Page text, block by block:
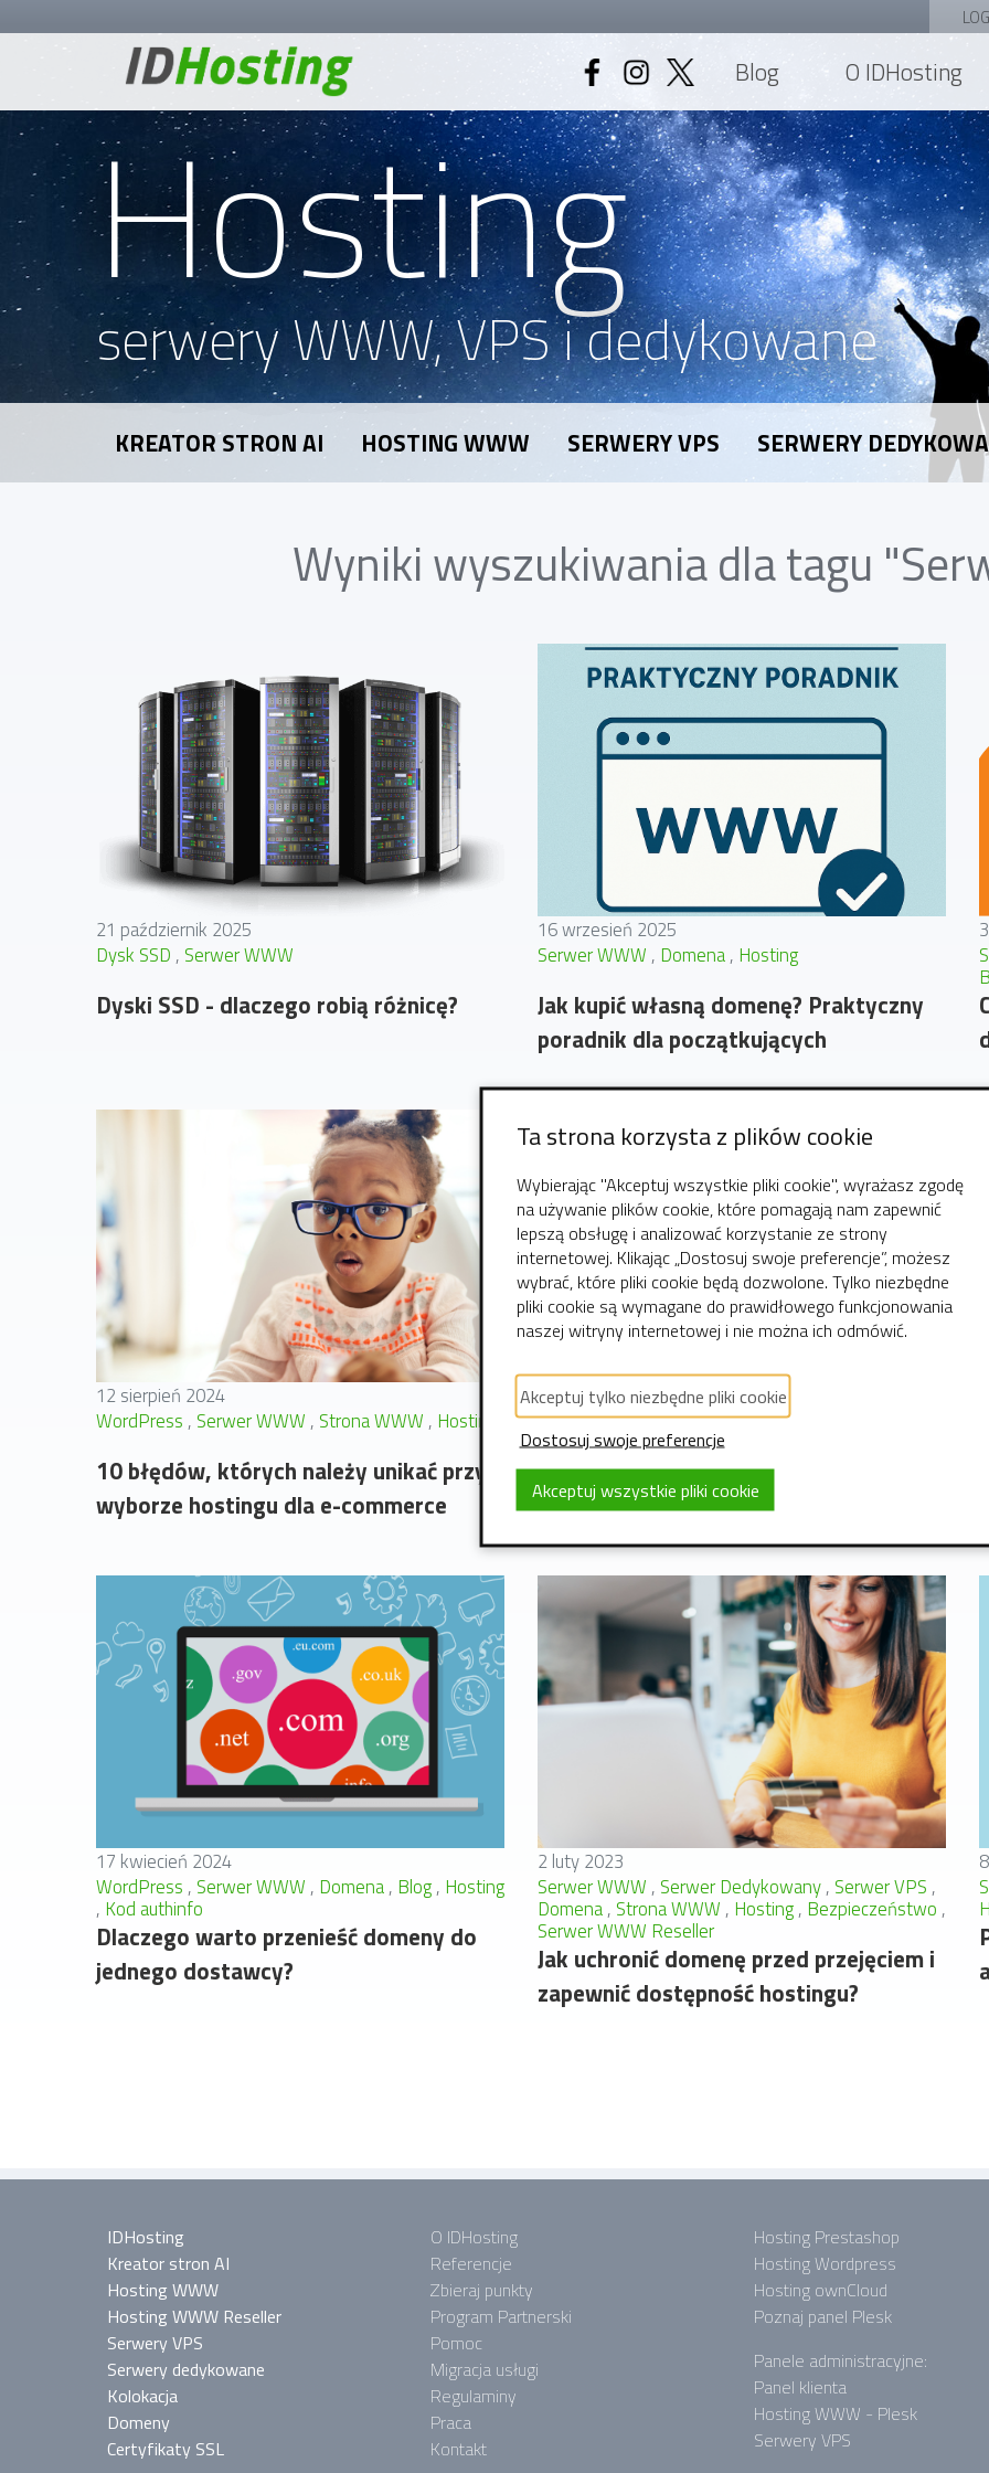
Blog O IDHosting
Hosting
serwery WWW, VPS i dedykowane
KREATOR STRON AI HOSTING WWW SERWERY VPS SERWERY
Wyniki wyszukiwania dla tagu
21 październik 2025
Dysk SSD Serwer WWW
Dyski SSD - dlaczego robią różnicę?
16 wrzesień 2025
Serwer WWW Domena Hosting
Jak kupić własną domenę? Praktyczny
poradnik dla początkujących
12 sierpień 2024
WordPress Serwer WWW Strona WWW Hosting
10 błędów, których należy unikać przy
wyborze hostingu dla e-commerce
24 lipiec 2024
WordPress Serwer WWW Domena
Poradnik SEO dla początkujących
17 kwiecień 2024
WordPress Serwer WWW Domena Blog Hosting
Kod authinfo
Dlaczego warto przenieść domeny do
jednego dostawcy?
2 luty 2023
Serwer WWW Serwer Dedykowany Serwer VPS
Domena Strona WWW Hosting Bezpieczeństwo
Serwer WWW Reseller
Jak uchronić domenę przed przejęciem i
zapewnić dostępność hostingu?
IDHosting
Kreator stron AI
Hosting WWW
Hosting WWW Reseller
Serwery VPS
Serwery dedykowane
Kolokacja
Domeny
Certyfikaty SSL
O IDHosting
Referencje
Zbieraj punkty
Program Partnerski
Pomoc
Migracja usługi
Regulaminy
Praca
Kontakt
Hosting Prestashop
Hosting Wordpress
Hosting ownCloud
Poznaj panel Plesk
Panele administracyjne:
Panel klienta
Hosting WWW - Plesk
Serwery VPS
Ta strona korzysta z plików cookie
Wybierając "Akceptuj wszystkie pliki cookie", wyrażasz zgodę
na używanie plików cookie, które pomagają nam zapewnić
lepszą obsługę i analizować korzystanie ze strony
internetowej. Klikając „Dostosuj swoje preferencje”, możesz
wybrać, które pliki cookie będą dozwolone. Tylko niezbędne
pliki cookie są wymagane do prawidłowego funkcjonowania
naszej witryny internetowej i nie można ich odmówić.
Akceptuj tylko niezbędne pliki cookie
Dostosuj swoje preferencje
Akceptuj wszystkie pliki cookie